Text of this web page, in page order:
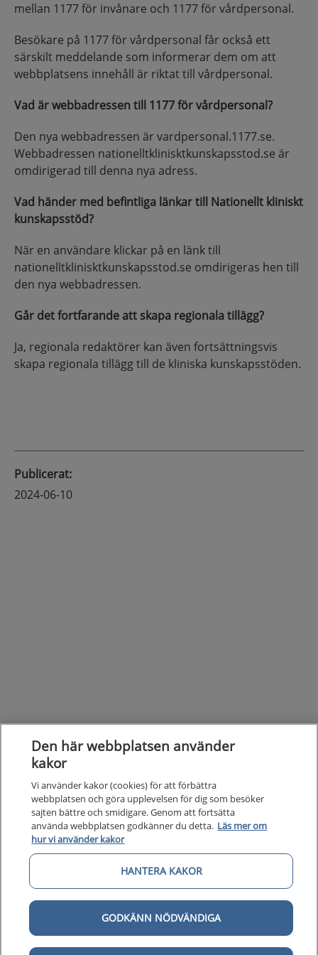
mellan 1177 för invånare och 1177 för vårdpersonal.
Besökare på 1177 för vårdpersonal får också ett
särskilt meddelande som informerar dem om att
webbplatsens innehåll är riktat till vårdpersonal.
Vad är webbadressen till 1177 för vårdpersonal?
Den nya webbadressen är vardpersonal.1177.se.
Webbadressen nationelltklinisktkunskapsstod.se är
omdirigerad till denna nya adress.
Vad händer med befintliga länkar till Nationellt kliniskt
kunskapsstöd?
När en användare klickar på en länk till
nationelltklinisktkunskapsstod.se omdirigeras hen till
den nya webbadressen.
Går det fortfarande att skapa regionala tillägg?
Ja, regionala redaktörer kan även fortsättningsvis
skapa regionala tillägg till de kliniska kunskapsstöden.
Publicerat:
2024-06-10
Kunskapsstöd
Om 1177 för vårdpersonal
Digital tillgänglighet Digital
Den här webbplatsen använder
kakor
Vi använder kakor (cookies) för att förbättra
webbplatsen och göra upplevelsen för dig som besöker
sajten bättre och smidigare. Genom att fortsätta
använda webbplatsen godkänner du detta. Läs mer om
hur vi använder kakor
HANTERA KAKOR
GODKÄNN NÖDVÄNDIGA